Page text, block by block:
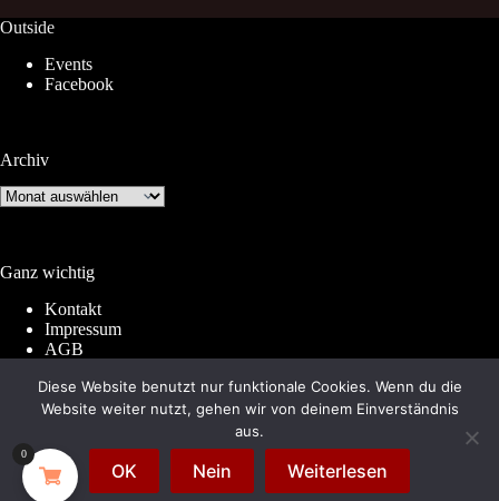
Outside
Events
Facebook
Archiv
Archiv
Ganz wichtig
Kontakt
Impressum
AGB
Datenschutz
© 2026 by Subkultur
. Made with WordPress &
WooCommerce.
is a division of Periplaneta
0
Diese Website benutzt nur funktionale Cookies. Wenn du die
Website weiter nutzt, gehen wir von deinem Einverständnis
aus.
OK Nein Weiterlesen